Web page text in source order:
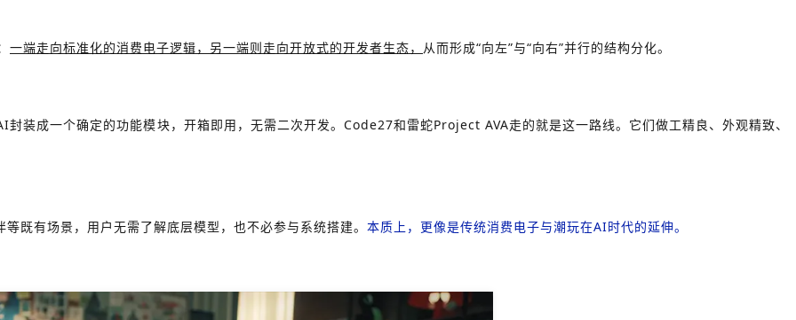
一端走向标准化的消费电子逻辑，另一端则走向开放式的开发者生态， 从而形成“向左”与“向右”并行的结构分化。
装成一个确定的功能模块，开箱即用，无需二次开发。Code27和雷蛇Project AVA走的就是这一路线。它们做工精良、外观精致、
既有场景，用户无需了解底层模型，也不必参与系统搭建。 本质上，更像是传统消费电子与潮玩在AI时代的延伸。